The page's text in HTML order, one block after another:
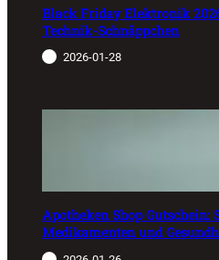
Black Friday Elektronik
Technik-Schnäppchen
2026-01-28
Apotheken Shop Gutschein:
Medikamenten und